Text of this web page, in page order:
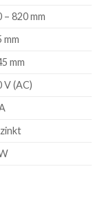
– 820 mm
mm
mm
V (AC)